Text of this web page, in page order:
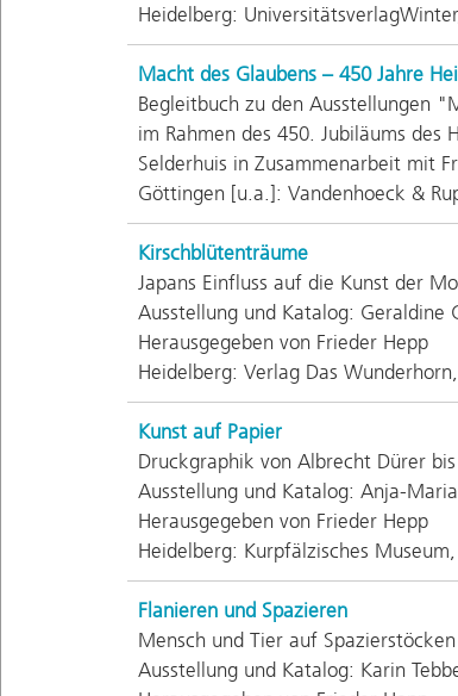
Heidelberg:
Macht des Glaubens – 450 Jahre
Begleitbuch zu den Ausstellungen
im Rahmen des 450. Jubiläums des
Selderhuis in Zusammenarbeit mit
Göttingen [u.a.]: Vandenhoeck &
Kirschblütenträume
Japans Einfluss auf die Kunst der
Ausstellung und Katalog: Geraldine
Herausgegeben von Frieder Hepp
Heidelberg: Verlag Das
Kunst auf Papier
Druckgraphik von Albrecht Dürer
Ausstellung und Katalog: Anja-
Herausgegeben von Frieder Hepp
Heidelberg: Kurpfälzisches Museum,
Flanieren und Spazieren
Mensch und Tier auf
Ausstellung und Katalog: Karin